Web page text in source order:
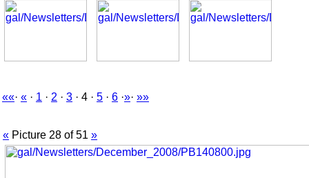
««· « · 1 · 2 · 3 · 4 · 5 · 6 ·»· »»
« Picture 28 of 51 »